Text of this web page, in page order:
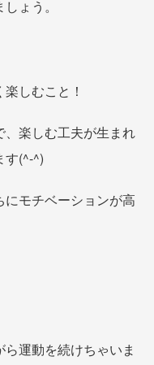
しょう。
楽しむこと！
楽しむ工夫が生まれ
す(^-^)
モチベーションが高
運動を続けちゃいま